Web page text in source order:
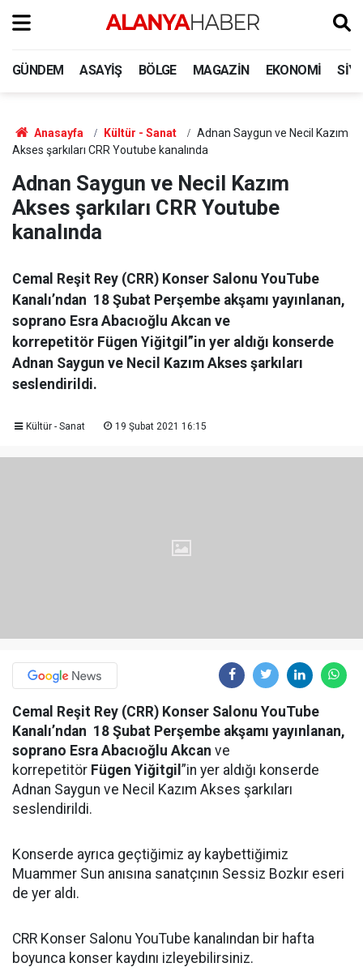
GÜNDEM ASAYIŞ BÖLGE MAGAZIN EKONOMI
Anasayfa Kültür - Sanat
Adnan Saygun ve Necil Kazım
Akses şarkıları CRR Youtube kanalında
Adnan Saygun ve Necil Kazım
Akses şarkıları CRR Youtube
kanalında
Cemal Reşit Rey (CRR) Konser Salonu YouTube
Kanalı’ndan 18 Şubat Perşembe akşamı yayınlanan,
soprano Esra Abacıoğlu Akcan ve
korrepetitör Fügen Yiğitgil”in yer aldığı konserde
Adnan Saygun ve Necil Kazım Akses şarkıları
seslendirildi.
Kültür - Sanat 19 Şubat 2021 16:15
Cemal Reşit Rey (CRR) Konser Salonu YouTube
Kanalı’ndan 18 Şubat Perşembe akşamı yayınlanan,
soprano Esra Abacıoğlu Akcan ve
korrepetitör Fügen Yiğitgil ”in yer aldığı konserde
Adnan Saygun ve Necil Kazım Akses şarkıları
seslendirildi.
Konserde ayrıca geçtiğimiz ay kaybettiğimiz
Muammer Sun anısına sanatçının Sessiz Bozkır eseri
de yer aldı.
CRR Konser Salonu YouTube kanalından bir hafta
boyunca konser kaydını izleyebilirsiniz.